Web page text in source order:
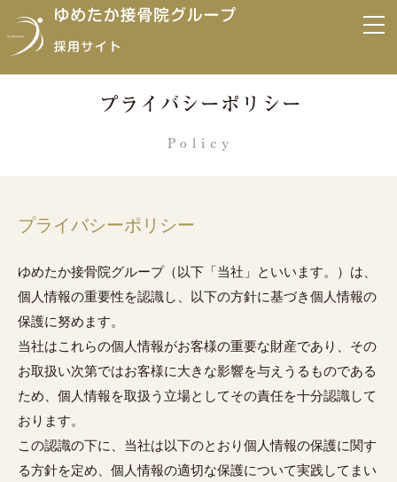
プライバシーポリシー
Policy
プライバシーポリシー
ゆめたか接骨院グループ（以下「当社」といいます。）は、
個人情報の重要性を認識し、以下の方針に基づき個人情報の
保護に努めます。
当社はこれらの個人情報がお客様の重要な財産であり、その
お取扱い次第ではお客様に大きな影響を与えうるものである
ため、個人情報を取扱う立場としてその責任を十分認識して
おります。
この認識の下に、当社は以下のとおり個人情報の保護に関す
る方針を定め、個人情報の適切な保護について実践してまい